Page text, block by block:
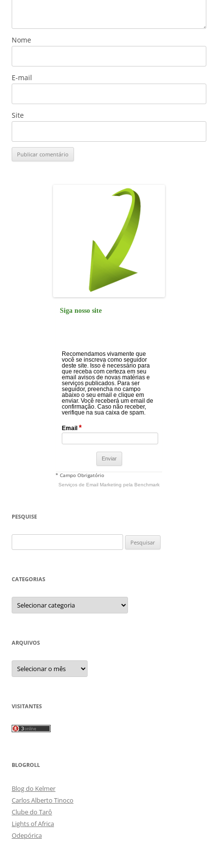
Nome
E-mail
Site
Siga nosso site
Recomendamos vivamente que
você se inscreva como seguidor
deste site. Isso é necessário para
que receba com certeza em seu
email avisos de novas matérias e
serviços publicados. Para ser
seguidor, preencha no campo
abaixo o seu email e clique em
enviar. Você receberá um email de
confirmação. Caso não receber,
verifique na sua caixa de spam.
Email *
* Campo Obrigatório
Serviços de Email Marketing pela Benchmark
PESQUISE
por:
CATEGORIAS
Categorias
ARQUIVOS
Arquivos
VISITANTES
BLOGROLL
Blog do Kelmer
Carlos Alberto Tinoco
Clube do Tarô
Lights of Africa
Odepórica